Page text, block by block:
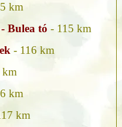
km
Bulea tó - 115 km
- 116 km
km
km